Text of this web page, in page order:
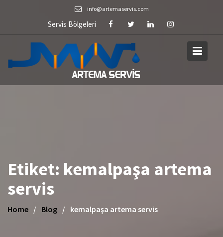
info@artemaservis.com
Servis Bölgeleri
Etiket: kemalpaşa artema
servis
Home Blog kemalpaşa artema servis